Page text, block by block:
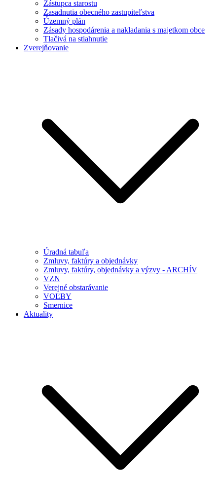
Zástupca starostu
Zasadnutia obecného zastupiteľstva
Územný plán
Zásady hospodárenia a nakladania s majetkom obce
Tlačivá na stiahnutie
Zverejňovanie
Úradná tabuľa
Zmluvy, faktúry a objednávky
Zmluvy, faktúry, objednávky a výzvy - ARCHÍV
VZN
Verejné obstarávanie
VOĽBY
Smernice
Aktuality